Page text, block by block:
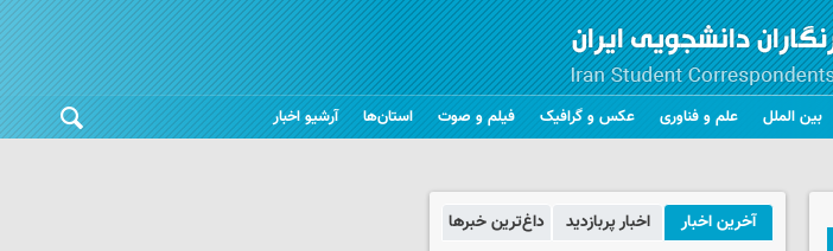
بین الملل علم و فناوری عکس و گرافیک فیلم و صوت استان‌ها آرشیو اخبار
آخرین اخبار اخبار پربازدید داغ‌ترین خبرها